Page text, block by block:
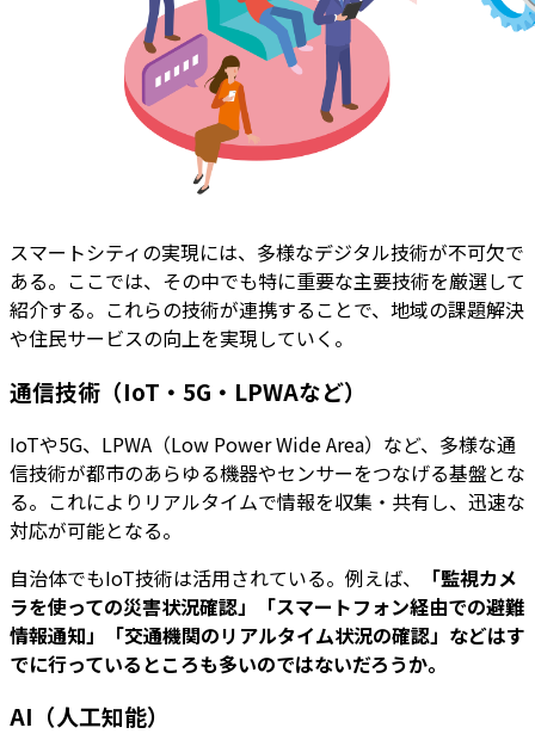
スマートシティの実現には、多様なデジタル技術が不可欠で
ある。ここでは、その中でも特に重要な主要技術を厳選して
紹介する。これらの技術が連携することで、地域の課題解決
や住民サービスの向上を実現していく。
通信技術（IoT・5G・LPWAなど）
IoTや5G、LPWA（Low Power Wide Area）など、多様な通
信技術が都市のあらゆる機器やセンサーをつなげる基盤とな
る。これによりリアルタイムで情報を収集・共有し、迅速な
対応が可能となる。
自治体でもIoT技術は活用されている。例えば、
「監視カメ
ラを使っての災害状況確認」「スマートフォン経由での避難
情報通知」「交通機関のリアルタイム状況の確認」などはす
でに行っているところも多いのではないだろうか。
AI（人工知能）